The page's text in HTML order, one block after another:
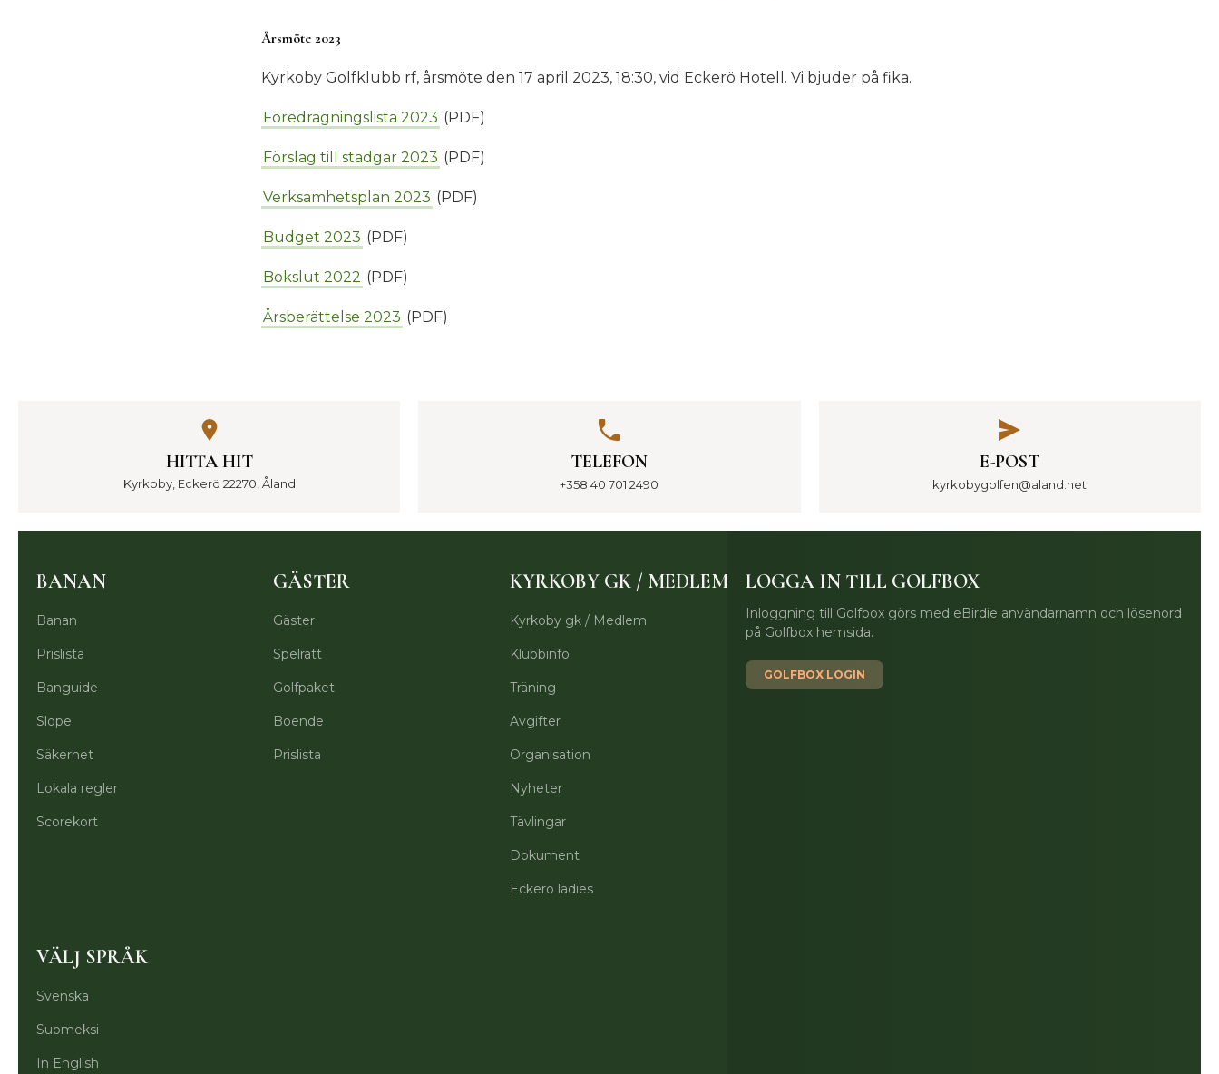
Årsmöte 2023
Kyrkoby Golfklubb rf, årsmöte den 17 april 2023, 18:30, vid Eckerö Hotell. Vi bjuder på fika.
Föredragningslista 2023 (PDF)
Förslag till stadgar 2023 (PDF)
Verksamhetsplan 2023 (PDF)
Budget 2023 (PDF)
Bokslut 2022 (PDF)
Årsberättelse 2023 (PDF)
HITTA HIT
Kyrkoby, Eckerö 22270, Åland
TELEFON
+358 40 701 2490
E-POST
kyrkobygolfen@aland.net
BANAN
Banan
Prislista
Banguide
Slope
Säkerhet
Lokala regler
Scorekort
GÄSTER
Gäster
Spelrätt
Golfpaket
Boende
Prislista
KYRKOBY GK / MEDLEM
Kyrkoby gk / Medlem
Klubbinfo
Träning
Avgifter
Organisation
Nyheter
Tävlingar
Dokument
Eckero ladies
VÄLJ SPRÅK
Svenska
Suomeksi
In English
LOGGA IN TILL GOLFBOX
Inloggning till Golfbox görs med eBirdie användarnamn och lösenord
på Golfbox hemsida.
GOLFBOX LOGIN